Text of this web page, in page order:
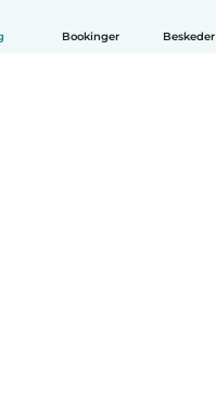
Bookinger Beskeder